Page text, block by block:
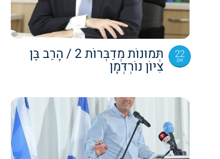
22
אוג תְּמוּנוֹת מְדַבְּרוֹת 2 / הָרַב בֶּן
צִיּוֹן נוֹרְדְּמָן